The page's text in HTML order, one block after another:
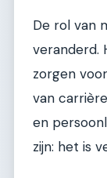
De rol van
veranderd.
zorgen
van
en
zijn: het is